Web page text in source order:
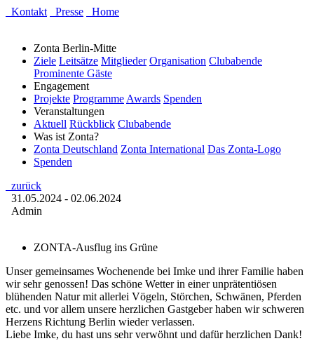
Kontakt Presse Home
Zonta Berlin-Mitte
Ziele Leitsätze Mitglieder Organisation Clubabende
Prominente Gäste
Engagement
Projekte Programme Awards Spenden
Veranstaltungen
Aktuell Rückblick Clubabende
Was ist Zonta?
Zonta Deutschland Zonta International Das Zonta-Logo
Spenden
zurück
31.05.2024 - 02.06.2024
Admin
ZONTA-Ausflug ins Grüne
Unser gemeinsames Wochenende bei Imke und ihrer Familie haben
wir sehr genossen! Das schöne Wetter in einer unprätentiösen
blühenden Natur mit allerlei Vögeln, Störchen, Schwänen, Pferden
etc. und vor allem unsere herzlichen Gastgeber haben wir schweren
Herzens Richtung Berlin wieder verlassen.
Liebe Imke, du hast uns sehr verwöhnt und dafür herzlichen Dank!